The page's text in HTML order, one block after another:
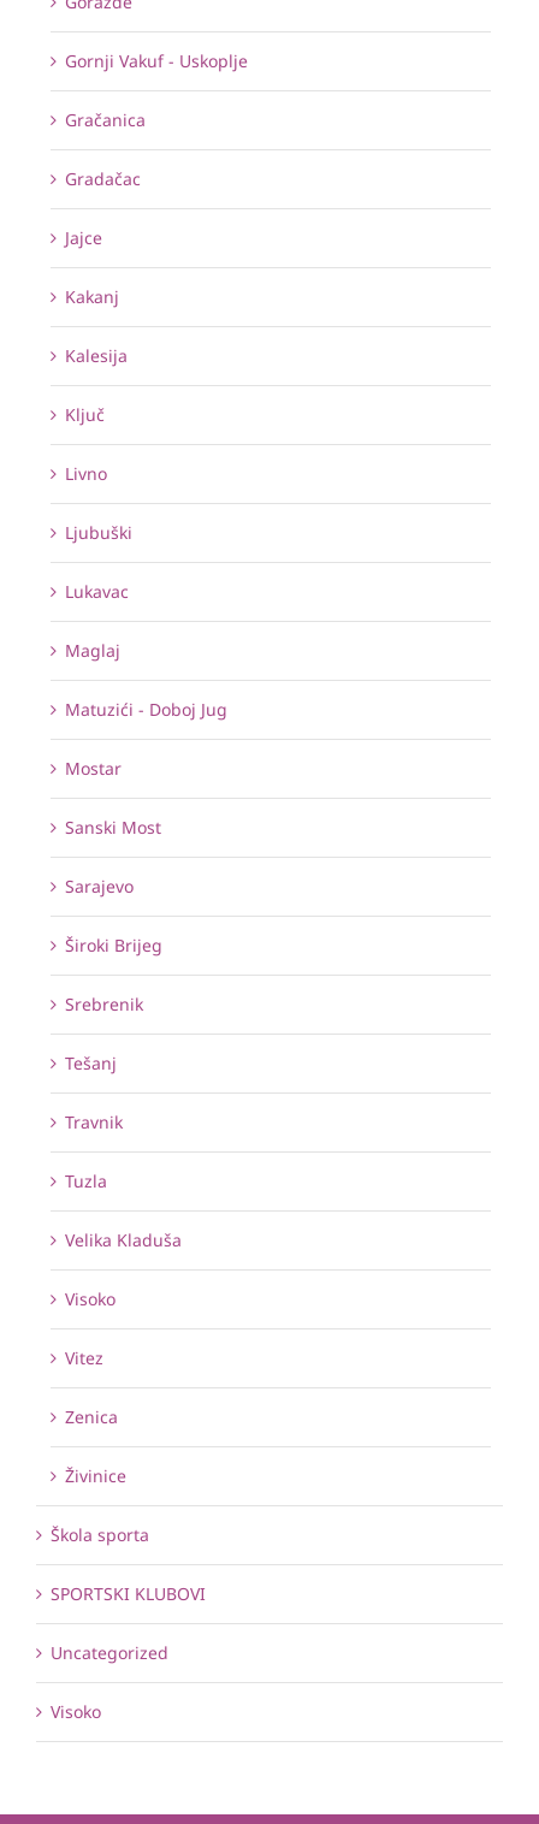
Gornji Vakuf - Uskoplje
Gračanica
Gradačac
Jajce
Kakanj
Kalesija
Ključ
Livno
Ljubuški
Lukavac
Maglaj
Matuzići - Doboj Jug
Mostar
Sanski Most
Sarajevo
Široki Brijeg
Srebrenik
Tešanj
Travnik
Tuzla
Velika Kladuša
Visoko
Vitez
Zenica
Živinice
Škola sporta
SPORTSKI KLUBOVI
Uncategorized
Visoko